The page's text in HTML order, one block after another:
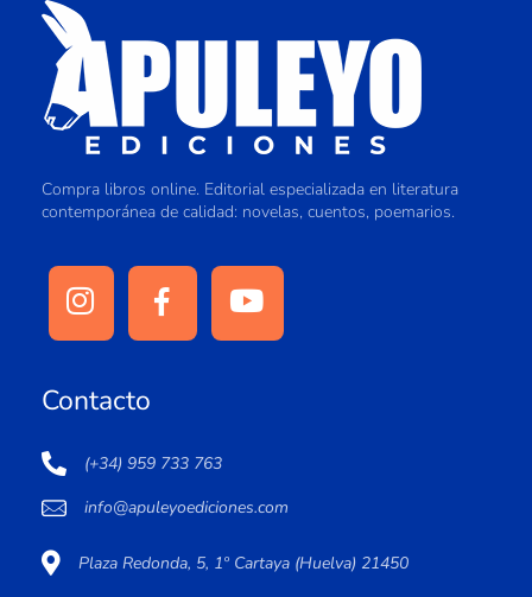
Compra libros online. Editorial especializada en literatura
contemporánea de calidad: novelas, cuentos, poemarios.
Contacto
(+34) 959 733 763
info@apuleyoediciones.com
Plaza Redonda, 5, 1º Cartaya (Huelva) 21450